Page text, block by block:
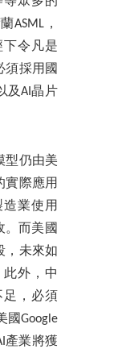
ASML，
令凡是
須採用國
及AI晶片
型仍由美
實際應用
業使用
。而美國
，未來如
外，中
，必須
國Google
產業將獲